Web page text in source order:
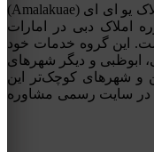
گروه مشاوره املاک و اخذ اقامت دبیِ املاک یو ای ای (Amalakuae)
املاک دبی در امارات
این گروه خدمات خود
ابوظبی و دیگر شهرهای
و شهرهای کوچک‌تر این
در سایت رسمی مشاوره